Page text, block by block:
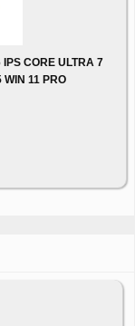
CORE ULTRA 7
11 PRO